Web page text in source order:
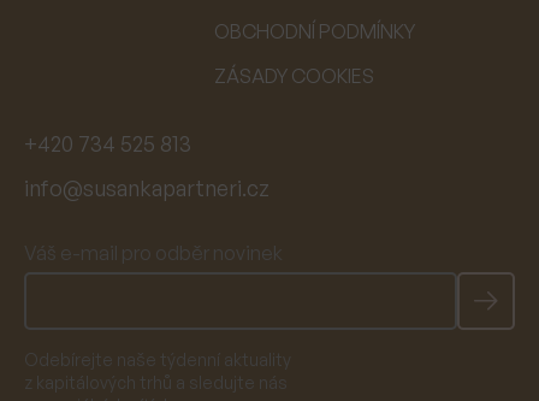
OBCHODNÍ PODMÍNKY
ZÁSADY COOKIES
+420 734 525 813
info@susankapartneri.cz
Váš e-mail pro odběr novinek
Odebírejte naše týdenní aktuality
z kapitálových trhů a sledujte nás